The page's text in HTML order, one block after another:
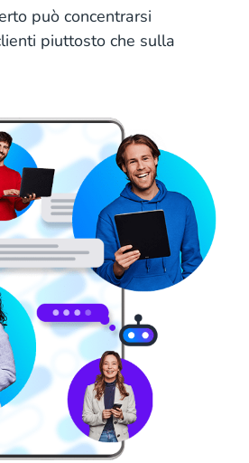
può concentrarsi
piuttosto che sulla